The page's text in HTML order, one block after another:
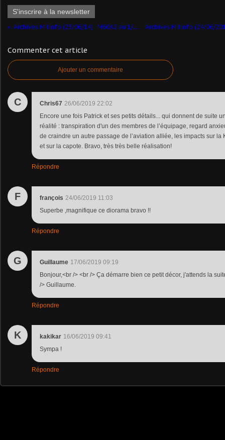
S'inscrire à la newsletter
Archives Milinfo (23/06/14) : M60A2 au 1/48 (par Dominique B.)
Commenter cet article
Ajouter un commentaire
C Chris67 26/06/2019 22:02
Encore une fois Patrick et ses petits détails... qui donnent de suite
réalité : transpiration d'un des membres de l’équipage, regard
de craindre un autre passage de l’aviation alliée, les impacts sur la
et sur la capote. Bravo, très très belle réalisation!
Répondre
F françois 24/06/2019 11:03
Superbe ,magnifique ce diorama bravo !!
Répondre
G Guillaume 17/06/2019 09:19
Bonjour,<br /> <br /> Ça démarre bien ce petit décor, j'attends la
/> Guillaume.
Répondre
K kakikar 16/06/2019 09:41
Sympa !
Répondre